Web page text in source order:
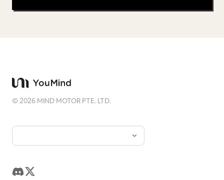
©2026 MIND MOTOR PTE. LTD.